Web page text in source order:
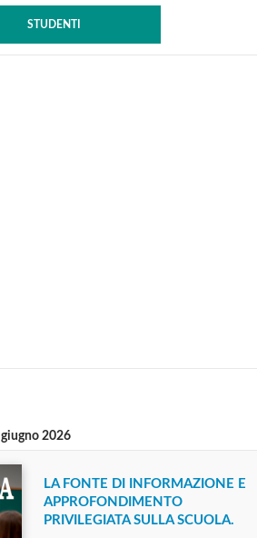
STUDENTI
giugno 2026
LA FONTE DI INFORMAZIONE E
APPROFONDIMENTO
PRIVILEGIATA SULLA SCUOLA.